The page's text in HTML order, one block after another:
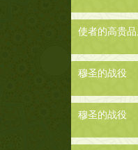
使者的高贵
穆圣的战役
穆圣的战役